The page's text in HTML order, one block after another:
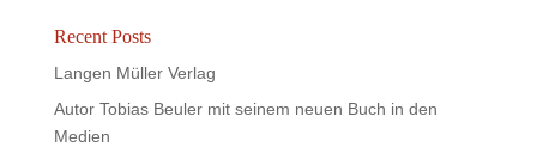
Recent Posts
Langen Müller Verlag
Autor Tobias Beuler mit seinem neuen Buch in den
Medien